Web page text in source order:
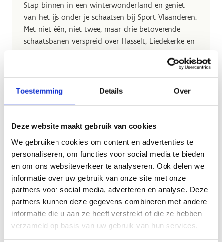
Toestemming Details Over
Deze website maakt gebruik van cookies
We gebruiken cookies om content en advertenties te
personaliseren, om functies voor social media te bieden
en om ons websiteverkeer te analyseren. Ook delen we
informatie over uw gebruik van onze site met onze
partners voor social media, adverteren en analyse. Deze
partners kunnen deze gegevens combineren met andere
informatie die u aan ze heeft verstrekt of die ze hebben
verzameld op basis van uw gebruik van hun services.
Stap binnen in een winterwonderland en geniet
van het ijs onder je schaatsen bij Sport Vlaanderen.
Met niet één, niet twee, maar drie betoverende
schaatsbanen verspreid over Hasselt, Liedekerke en
Herentals, nodigen we jou uit voor een